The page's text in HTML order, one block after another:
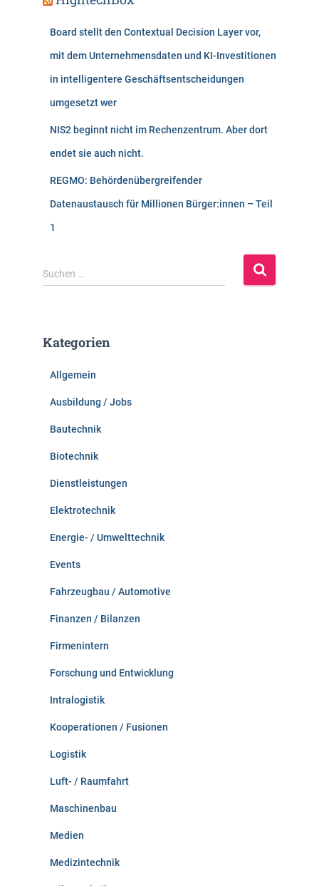
Board stellt den Contextual Decision Layer vor,
mit dem Unternehmensdaten und KI-Investitionen
in intelligentere Geschäftsentscheidungen
umgesetzt wer
NIS2 beginnt nicht im Rechenzentrum. Aber dort
endet sie auch nicht.
REGMO: Behördenübergreifender
Datenaustausch für Millionen Bürger:innen – Teil
1
S
u
n
Suchen …
Kategorien
Allgemein
Ausbildung / Jobs
Bautechnik
Biotechnik
Dienstleistungen
Elektrotechnik
Energie- / Umwelttechnik
Events
Fahrzeugbau / Automotive
Finanzen / Bilanzen
Firmenintern
Forschung und Entwicklung
Intralogistik
Kooperationen / Fusionen
Logistik
Luft- / Raumfahrt
Maschinenbau
Medien
Medizintechnik